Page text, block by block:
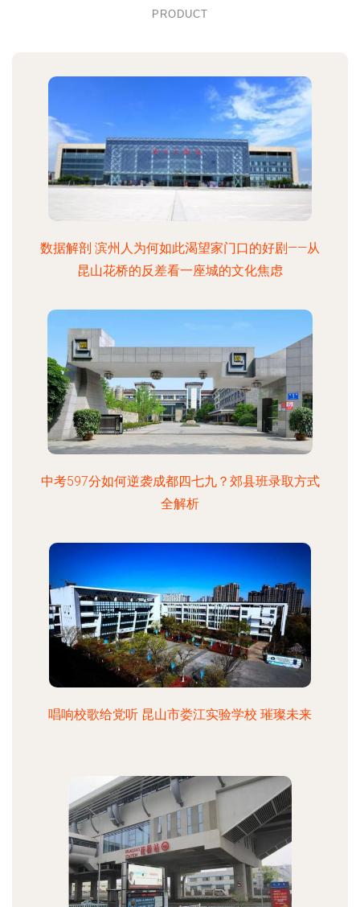
PRODUCT
数据解剖 滨州人为何如此渴望家门口的好剧——从
昆山花桥的反差看一座城的文化焦虑
中考597分如何逆袭成都四七九？郊县班录取方式
全解析
唱响校歌给党听 昆山市娄江实验学校 璀璨未来